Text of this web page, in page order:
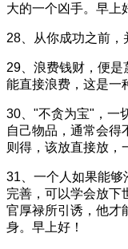
大的一个凶手。早上
28、从你成功之前，
29、浪费钱财，便
能直接浪费，这是一
30、"不贪为宝"，一
自己物品，通常会得
则得，该放直接放，
31、一个人如果能够
完善，可以学会放下
官厚禄所引诱，他才
身。早上好！